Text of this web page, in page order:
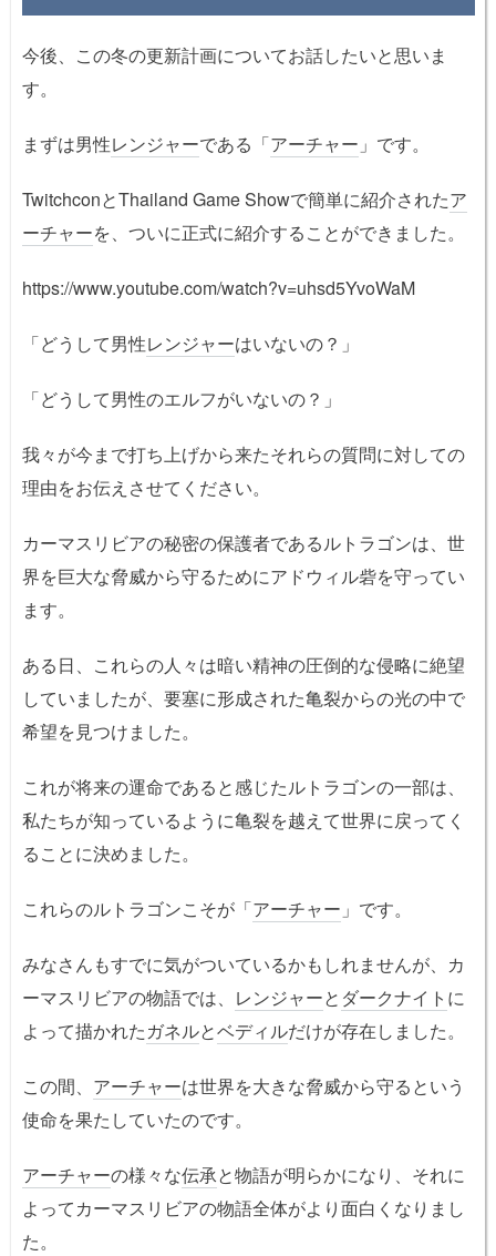
今後、この冬の更新計画についてお話したいと思いま
す。
まずは男性レンジャーである「アーチャー 」です。
TwitchconとThailand Game Showで簡単に紹介されたア
ーチャーを、ついに正式に紹介することができました。
https://www.youtube.com/watch?v=uhsd5YvoWaM
「どうして男性レンジャーはいないの？」
「どうして男性のエルフがいないの？」
我々が今まで打ち上げから来たそれらの質問に対しての
理由をお伝えさせてください。
カーマスリビアの秘密の保護者であるルトラゴンは、世
界を巨大な脅威から守るためにアドウィル砦を守ってい
ます。
ある日、これらの人々は暗い精神の圧倒的な侵略に絶望
していましたが、要塞に形成された亀裂からの光の中で
希望を見つけました。
これが将来の運命であると感じたルトラゴンの一部は、
私たちが知っているように亀裂を越えて世界に戻ってく
ることに決めました。
これらのルトラゴンこそが「アーチャー 」です。
みなさんもすでに気がついているかもしれませんが、カ
ーマスリビアの物語では、 レンジャーと ダークナイト に
よって描かれたガネルとベディルだけが存在しました。
この間、 アーチャーは世界を大きな脅威から守るという
使命を果たしていたのです。
アーチャーの様々な伝承と物語が明らかになり、それに
よってカーマスリビアの物語全体がより面白くなりまし
た。